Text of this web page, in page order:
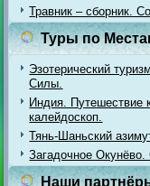
Травник – сборник.
Туры по
Эзотерический
Силы.
Индия. Путешествие
калейдоскоп.
Тянь-Шаньский
Загадочное
Наши